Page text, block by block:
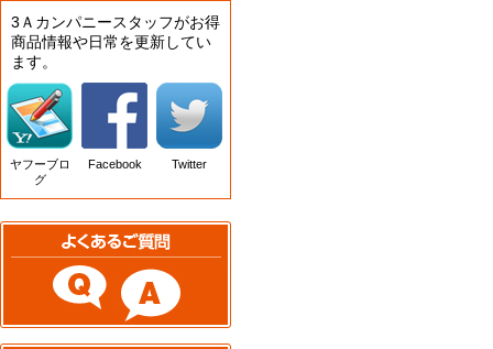
3Ａカンパニースタッフがお得
商品情報や日常を更新してい
ます。
ヤフーブロ
グ
Facebook Twitter